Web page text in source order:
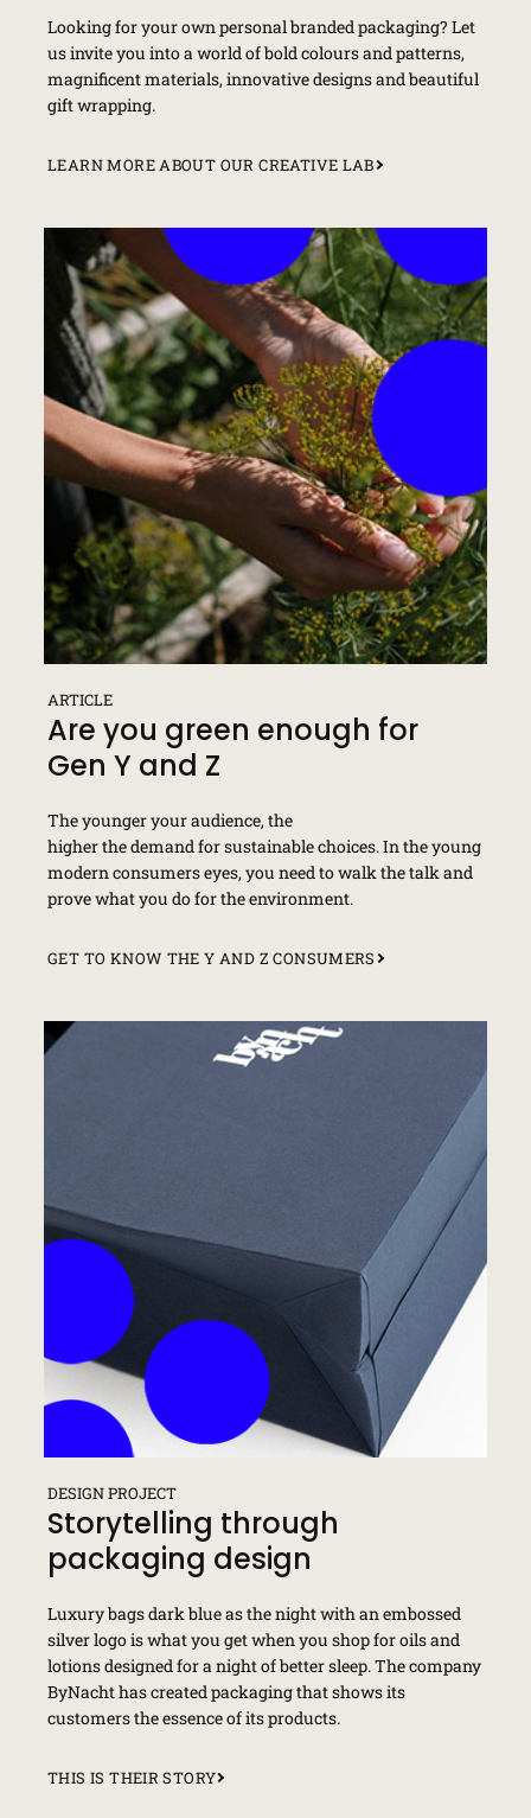
Looking for your own personal branded packaging? Let
us invite you into a world of bold colours and patterns,
magnificent materials, innovative designs and beautiful
gift wrapping.
LEARN MORE ABOUT OUR CREATIVE LAB
ARTICLE
Are you green enough for
Gen Y and Z
The younger your audience, the
higher the demand for sustainable choices. In the young
modern consumers eyes, you need to walk the talk and
prove what you do for the environment.
GET TO KNOW THE Y AND Z CONSUMERS
DESIGN PROJECT
Storytelling through
packaging design
Luxury bags dark blue as the night with an embossed
silver logo is what you get when you shop for oils and
lotions designed for a night of better sleep. The company
ByNacht has created packaging that shows its
customers the essence of its products.
THIS IS THEIR STORY